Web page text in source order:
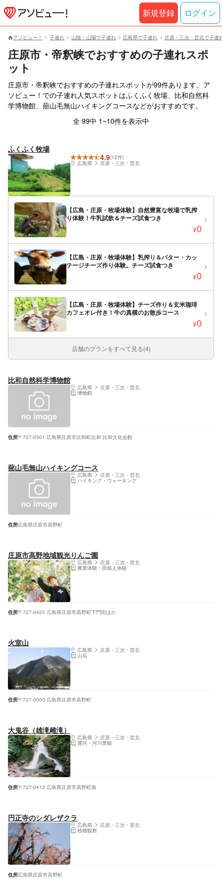
アソビュー！ 子連れ 山陰・山陽で子連れ 広島県で子連れ 庄原・三次・芸北で子連
庄原市・帝釈峡でおすすめの子連れスポ
ット
庄原市・帝釈峡でおすすめの子連れスポットが99件あります。ア
ソビュー！での子連れ人気スポットはふくふく牧場、比和自然科
学博物館、蔀山毛無山ハイキングコースなどがおすすめです。
全 99中 1~10件を表示中
ふくふく牧場
4.9(12件)
広島県
庄原・三次・芸北
【広島・庄原・牧場体験】自然豊富な牧場で乳搾
り体験！牛乳試飲＆チーズ試食つき
¥0
【広島・庄原・牧場体験】乳搾り＆バター・カッ
テージチーズ作り体験。チーズ試食つき
¥0
【広島・庄原・牧場体験】チーズ作り＆玄米珈琲
カフェオレ付き！牛の真横のお散歩コース
¥0
店舗のプランをすべて見る(4)
比和自然科学博物館
広島県 庄原・三次・芸北
博物館
住所〒727-0301 広島県庄原市比和町比和 比和文化会館
蔀山毛無山ハイキングコース
広島県 庄原・三次・芸北
ハイキング・ウォーキング
住所広島県庄原市高野町
庄原市高野地域観光りんご園
広島県 庄原・三次・芸北
農業体験・田植え体験
住所〒727-0423 広島県庄原市高野町下門田ほか
火室山
広島県 庄原・三次・芸北
山岳
住所〒727-0000 広島県庄原市高野町
大鬼谷（雄滝雌滝）
広島県 庄原・三次・芸北
運河・河川景観
住所〒727-0413 広島県庄原市高野町南
円正寺のシダレザクラ
広島県 庄原・三次・芸北
植物観察
住所広島県庄原市高野町
新規登録 ログイン